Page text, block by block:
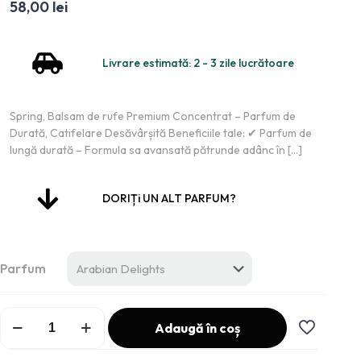
58,00 lei
Livrare estimată: 2 - 3 zile lucrătoare
Spring, Balsam de rufe Premium Concentrat – Parfum de
Durată, Catifelare Desăvârșită Beneficiile tale: ✔ Parfum de
lungă durată – Formula sa avansată pătrunde adânc în […]
DORIȚi UN ALT PARFUM?
Parfum
Adaugă în coș